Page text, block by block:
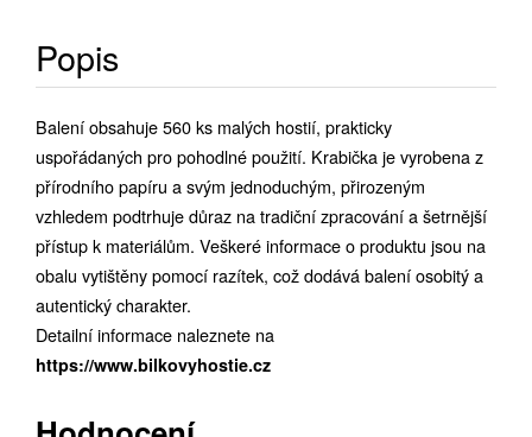
Popis
Balení obsahuje 560 ks malých hostií, prakticky
uspořádaných pro pohodlné použití. Krabička je vyrobena z
přírodního papíru a svým jednoduchým, přirozeným
vzhledem podtrhuje důraz na tradiční zpracování a šetrnější
přístup k materiálům. Veškeré informace o produktu jsou na
obalu vytištěny pomocí razítek, což dodává balení osobitý a
autentický charakter.
Detailní informace naleznete na
https://www.bilkovyhostie.cz